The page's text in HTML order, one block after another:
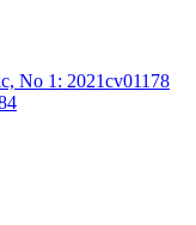
No 1: 2021cv01178